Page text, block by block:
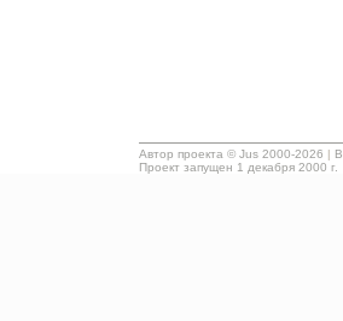
Автор проекта © Jus 2000-2026 |
Проект запущен 1 декабря 2000 г.